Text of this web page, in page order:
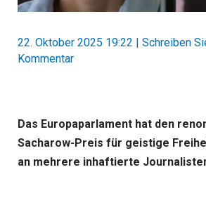
22. Oktober 2025 19:22 | Schreiben
Kommentar
Das Europaparlament hat den
Sacharow-Preis für geistige
an mehrere inhaftierte